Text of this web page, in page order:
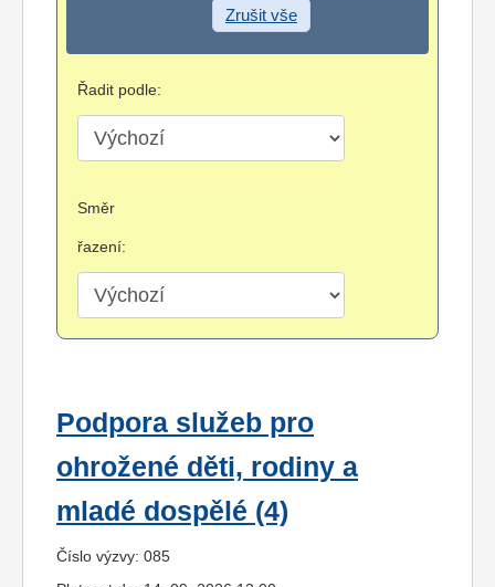
Zrušit vše
Řadit podle:
Směr
řazení:
Podpora služeb pro
ohrožené děti, rodiny a
mladé dospělé (4)
Číslo výzvy: 085